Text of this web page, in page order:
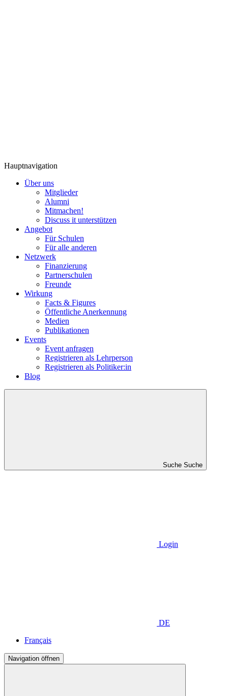
Hauptnavigation
Über uns
Mitglieder
Alumni
Mitmachen!
Discuss it unterstützen
Angebot
Für Schulen
Für alle anderen
Netzwerk
Finanzierung
Partnerschulen
Freunde
Wirkung
Facts & Figures
Öffentliche Anerkennung
Medien
Publikationen
Events
Event anfragen
Registrieren als Lehrperson
Registrieren als Politiker:in
Blog
Suche Suche
Login
DE
Français
Navigation öffnen